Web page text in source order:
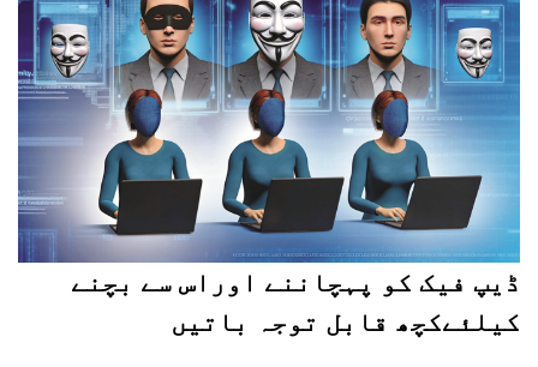
ڈیپ فیک کو پہچاننے اوراس سے بچنے
کیلئےکچھ قابل توجہ باتیں